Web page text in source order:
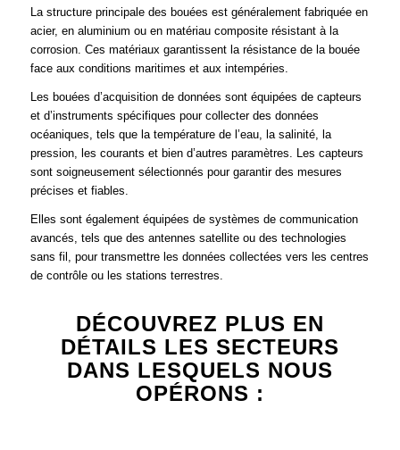
La structure principale des bouées est généralement fabriquée en
acier, en aluminium ou en matériau composite résistant à la
corrosion. Ces matériaux garantissent la résistance de la bouée
face aux conditions maritimes et aux intempéries.
Les bouées d’acquisition de données sont équipées de capteurs
et d’instruments spécifiques pour collecter des données
océaniques, tels que la température de l’eau, la salinité, la
pression, les courants et bien d’autres paramètres. Les capteurs
sont soigneusement sélectionnés pour garantir des mesures
précises et fiables.
Elles sont également équipées de systèmes de communication
avancés, tels que des antennes satellite ou des technologies
sans fil, pour transmettre les données collectées vers les centres
de contrôle ou les stations terrestres.
DÉCOUVREZ PLUS EN
DÉTAILS LES SECTEURS
DANS LESQUELS NOUS
OPÉRONS :